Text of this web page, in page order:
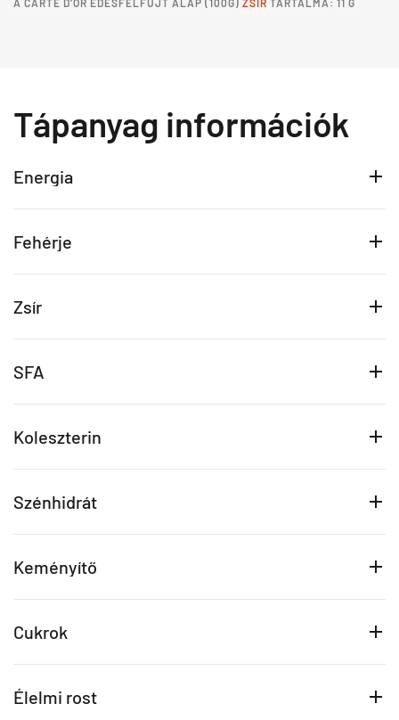
A CARTE D'OR ÉDESFELFÚJT ALAP (100G) ZSÍR TARTALMA: 11 G
Tápanyag információk
Energia
Fehérje
Zsír
SFA
Koleszterin
Szénhidrát
Keményítő
Cukrok
Élelmi rost